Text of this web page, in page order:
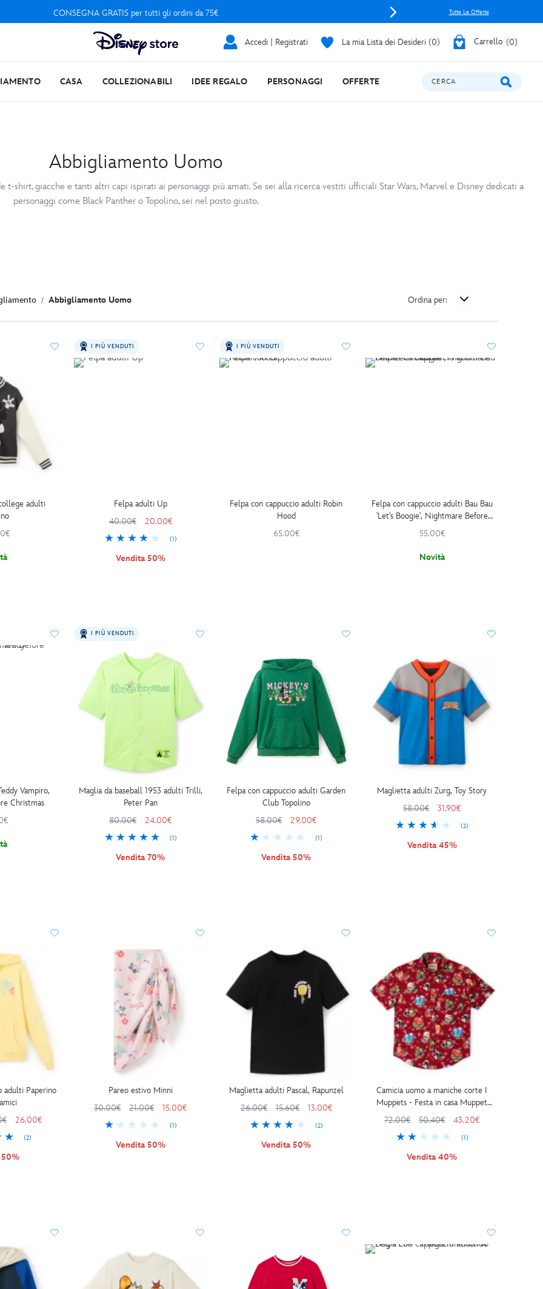
CONSEGNA GRATIS per tutti gli ordini da 75€ Tutte Le Offerte
Accedi | Registrati La mia Lista dei Desideri 0 Carrello 0
CASA COLLEZIONABILI IDEE REGALO PERSONAGGI OFFERTE CERCA
Abbigliamento Uomo
shirt, giacche e tanti altri capi ispirati ai personaggi più amati. Se sei alla ricerca vestiti ufficiali Star Wars, Marvel e Disney dedicati a
personaggi come Black Panther o Topolino, sei nel posto giusto.
Abbigliamento Uomo Ordina per:
adulti
I PIÙ VENDUTI
Felpa adulti Up
40.00€
20.00€
(1)
Vendita 50%
I PIÙ VENDUTI
Felpa con cappuccio adulti Robin
Hood
65.00€
Felpa con cappuccio adulti Bau Bau
'Let's Boogie', Nightmare Before
Christmas
55.00€
Novità
Vampiro,
Christmas
I PIÙ VENDUTI
Maglia da baseball 1953 adulti Trilli,
Peter Pan
80.00€
24.00€
(1)
Vendita 70%
Felpa con cappuccio adulti Garden
Club Topolino
58.00€
29.00€
(1)
Vendita 50%
Maglietta adulti Zurg, Toy Story
58.00€
31.90€
(2)
Vendita 45%
adulti Paperino
26.00€
(2)
50%
Pareo estivo Minni
30.00€
21.00€ 15.00€
(1)
Vendita 50%
Maglietta adulti Pascal, Rapunzel
26.00€
15.60€ 13.00€
(2)
Vendita 50%
Camicia uomo a maniche corte I
Muppets - Festa in casa Muppet
"Feels Like Christmas" RSVLTS
72.00€ 50.40€ 43.20€
(1)
Vendita 40%